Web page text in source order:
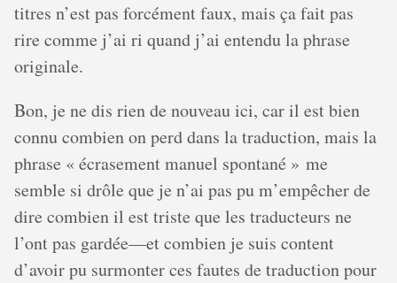
titres n’est pas forcément faux, mais ça fait pas
rire comme j’ai ri quand j’ai entendu la phrase
originale.
Bon, je ne dis rien de nouveau ici, car il est bien
connu combien on perd dans la traduction, mais la
phrase « écrasement manuel spontané » me
semble si drôle que je n’ai pas pu m’empêcher de
dire combien il est triste que les traducteurs ne
l’ont pas gardée—et combien je suis content
d’avoir pu surmonter ces fautes de traduction pour